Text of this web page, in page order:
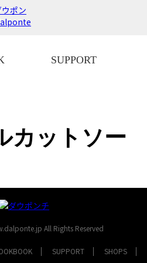
SUPPORT
カットソー
All Rights Reserved
SUPPORT SHOPS